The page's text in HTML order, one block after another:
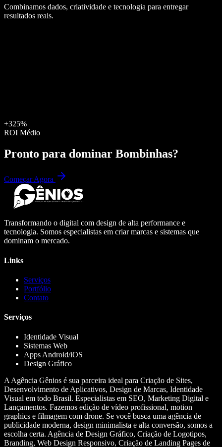
Combinamos dados, criatividade e tecnologia para entregar
resultados reais.
+325%
ROI Médio
Pronto para dominar Bombinhas?
Começar Agora
Transformando o digital com design de alta performance e
tecnologia. Somos especialistas em criar marcas e sistemas que
dominam o mercado.
Links
Serviços
Portfólio
Contato
Serviços
Identidade Visual
Sistemas Web
Apps Android/iOS
Design Gráfico
A Agência Gênios é sua parceira ideal para Criação de Sites,
Desenvolvimento de Aplicativos, Design de Marcas, Identidade
Visual em todo Brasil. Especialistas em SEO, Marketing Digital e
Lançamentos. Fazemos edição de vídeo profissional, motion
graphics e filmagem com drone. Se você busca uma agência de
publicidade moderna, design minimalista e alta conversão, somos a
escolha certa. Agência de Design Gráfico, Criação de Logotipos,
Branding, Web Design Responsivo, Criação de Landing Pages de